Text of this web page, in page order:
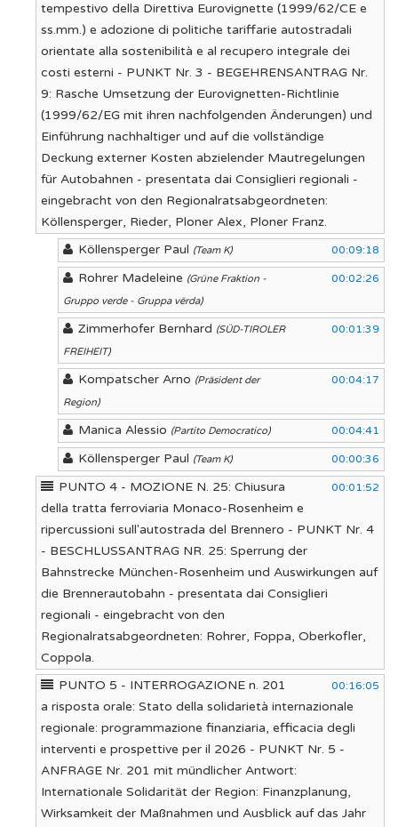
tempestivo della Direttiva Eurovignette (1999/62/CE e
ss.mm.) e adozione di politiche tariffarie autostradali
orientate alla sostenibilità e al recupero integrale dei
costi esterni - PUNKT Nr. 3 - BEGEHRENSANTRAG Nr.
9: Rasche Umsetzung der Eurovignetten-Richtlinie
(1999/62/EG mit ihren nachfolgenden Änderungen) und
Einführung nachhaltiger und auf die vollständige
Deckung externer Kosten abzielender Mautregelungen
für Autobahnen - presentata dai Consiglieri regionali -
eingebracht von den Regionalratsabgeordneten:
Köllensperger, Rieder, Ploner Alex, Ploner Franz.
00:09:18
Köllensperger Paul (Team K)
00:02:26
Rohrer Madeleine (Grüne Fraktion -
Gruppo verde - Gruppa vërda)
00:01:39
Zimmerhofer Bernhard (SÜD-TIROLER
FREIHEIT)
00:04:17
Kompatscher Arno (Präsident der
Region)
00:04:41
Manica Alessio (Partito Democratico)
00:00:36
Köllensperger Paul (Team K)
00:01:52
PUNTO 4 - MOZIONE N. 25: Chiusura
della tratta ferroviaria Monaco-Rosenheim e
ripercussioni sull'autostrada del Brennero - PUNKT Nr. 4
- BESCHLUSSANTRAG NR. 25: Sperrung der
Bahnstrecke München-Rosenheim und Auswirkungen auf
die Brennerautobahn - presentata dai Consiglieri
regionali - eingebracht von den
Regionalratsabgeordneten: Rohrer, Foppa, Oberkofler,
Coppola.
00:16:05
PUNTO 5 - INTERROGAZIONE n. 201
a risposta orale: Stato della solidarietà internazionale
regionale: programmazione finanziaria, efficacia degli
interventi e prospettive per il 2026 - PUNKT Nr. 5 -
ANFRAGE Nr. 201 mit mündlicher Antwort:
Internationale Solidarität der Region: Finanzplanung,
Wirksamkeit der Maßnahmen und Ausblick auf das Jahr